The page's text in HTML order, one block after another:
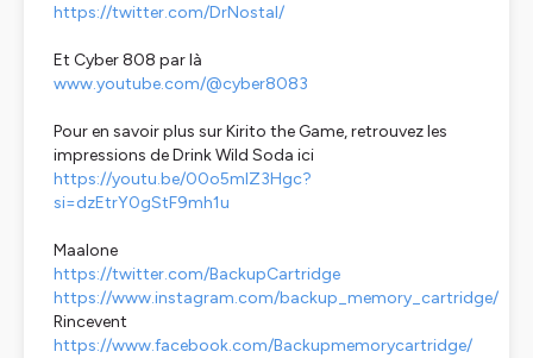
https://twitter.com/DrNostal/
Et Cyber 808 par là
www.youtube.com/@cyber8083
Pour en savoir plus sur Kirito the Game, retrouvez les
impressions de Drink Wild Soda ici
https://youtu.be/00o5mlZ3Hgc?
si=dzEtrY0gStF9mh1u
Maalone
https://twitter.com/BackupCartridge
https://www.instagram.com/backup_memory_cartridge/
Rincevent
https://www.facebook.com/Backupmemorycartridge/